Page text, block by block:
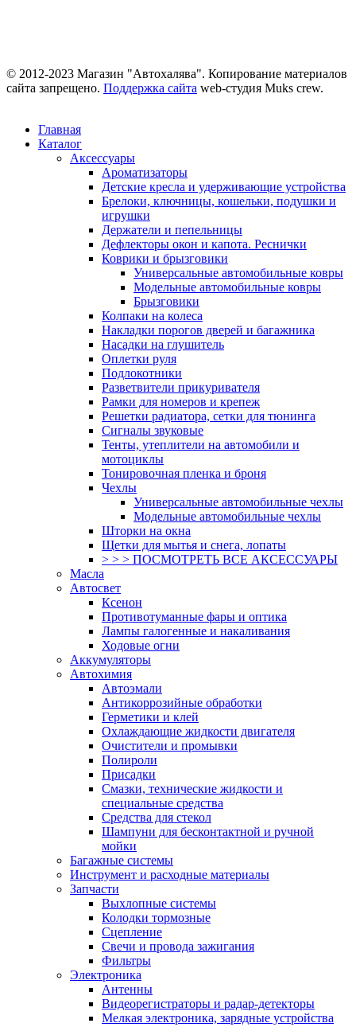
© 2012-2023 Магазин "Автохалява". Копирование материалов
сайта запрещено. Поддержка сайта web-студия Muks crew.
Главная
Каталог
Аксессуары
Ароматизаторы
Детские кресла и удерживающие устройства
Брелоки, ключницы, кошельки, подушки и
игрушки
Держатели и пепельницы
Дефлекторы окон и капота. Реснички
Коврики и брызговики
Универсальные автомобильные ковры
Модельные автомобильные ковры
Брызговики
Колпаки на колеса
Накладки порогов дверей и багажника
Насадки на глушитель
Оплетки руля
Подлокотники
Разветвители прикуривателя
Рамки для номеров и крепеж
Решетки радиатора, сетки для тюнинга
Сигналы звуковые
Тенты, утеплители на автомобили и
мотоциклы
Тонировочная пленка и броня
Чехлы
Универсальные автомобильные чехлы
Модельные автомобильные чехлы
Шторки на окна
Щетки для мытья и снега, лопаты
> > > ПОСМОТРЕТЬ ВСЕ АКСЕССУАРЫ
Масла
Автосвет
Ксенон
Противотуманные фары и оптика
Лампы галогенные и накаливания
Ходовые огни
Аккумуляторы
Автохимия
Автоэмали
Антикоррозийные обработки
Герметики и клей
Охлаждающие жидкости двигателя
Очистители и промывки
Полироли
Присадки
Смазки, технические жидкости и
специальные средства
Средства для стекол
Шампуни для бесконтактной и ручной
мойки
Багажные системы
Инструмент и расходные материалы
Запчасти
Выхлопные системы
Колодки тормозные
Сцепление
Свечи и провода зажигания
Фильтры
Электроника
Антенны
Видеорегистраторы и радар-детекторы
Мелкая электроника, зарядные устройства